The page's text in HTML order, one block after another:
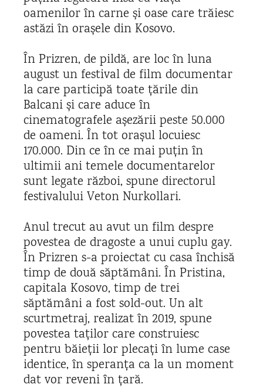
oamenilor în carne și oase care trăiesc
astăzi în orașele din Kosovo.
În Prizren, de pildă, are loc în luna
august un festival de film documentar
la care participă toate țările din
Balcani și care aduce în
cinematografele așezării peste 50.000
de oameni. În tot orașul locuiesc
170.000. Din ce în ce mai puțin în
ultimii ani temele documentarelor
sunt legate război, spune directorul
festivalului Veton Nurkollari.
Anul trecut au avut un film despre
povestea de dragoste a unui cuplu gay.
În Prizren s-a proiectat cu casa închisă
timp de două săptămâni. În Pristina,
capitala Kosovo, timp de trei
săptămâni a fost sold-out. Un alt
scurtmetraj, realizat în 2019, spune
povestea taților care construiesc
pentru băieții lor plecați în lume case
identice, în speranța ca la un moment
dat vor reveni în țară.